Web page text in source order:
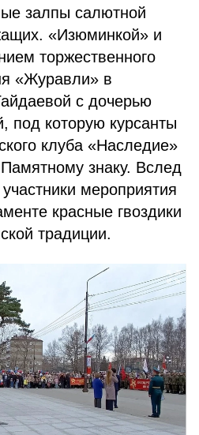
залпы салютной
«Изюминкой» и
торжественного
«Журавли» в
с дочерью
под которую курсанты
клуба «Наследие»
знаку. Вслед
мероприятия
красные гвоздики
традиции.